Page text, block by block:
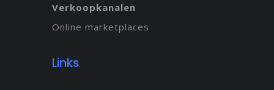
Verkoopkanalen
Online marketplaces
Links